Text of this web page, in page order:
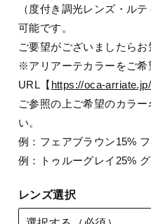
（度付き調光レンズ・ル
可能です。
ご要望がございましたらお
※アリアーテカラーをご希
URL【 https://oca-
ご参照の上ご希望のカラ
い。
例：フェアブラウン15%
例：トゥルーグレイ25%
レンズ選択